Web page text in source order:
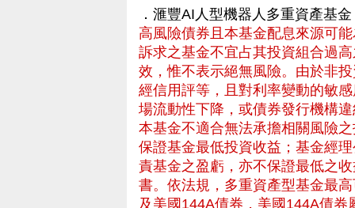
．滙豐AI人型機器人多重資產基金
高風險債券且本基金配息來源可
訴求之基金不宜占其投資組合過
效，惟不表示絕無風險。由於非
經信用評等，且對利率變動的敏
場流動性下降，或債券發行機構
本基金不適合無法承擔相關風險
保證基金最低投資收益；基金經
責基金之盈虧，亦不保證最低之
書。依法規，多重資產型基金最
及美國144A債券，美國144A債